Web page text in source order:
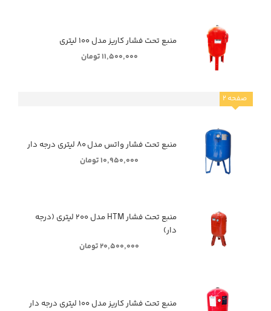
منبع تحت فشار کاریز مدل ۱۰۰ لیتری
۱۱,۵۰۰,۰۰۰ تومان
صفحه ۲
منبع تحت فشار واتس مدل ۸۰ لیتری درجه دار
۱۰,۹۵۰,۰۰۰ تومان
منبع تحت فشار HTM مدل ۲۰۰ لیتری (درجه
دار)
۲۰,۵۰۰,۰۰۰ تومان
منبع تحت فشار کاریز مدل ۱۰۰ لیتری درجه دار